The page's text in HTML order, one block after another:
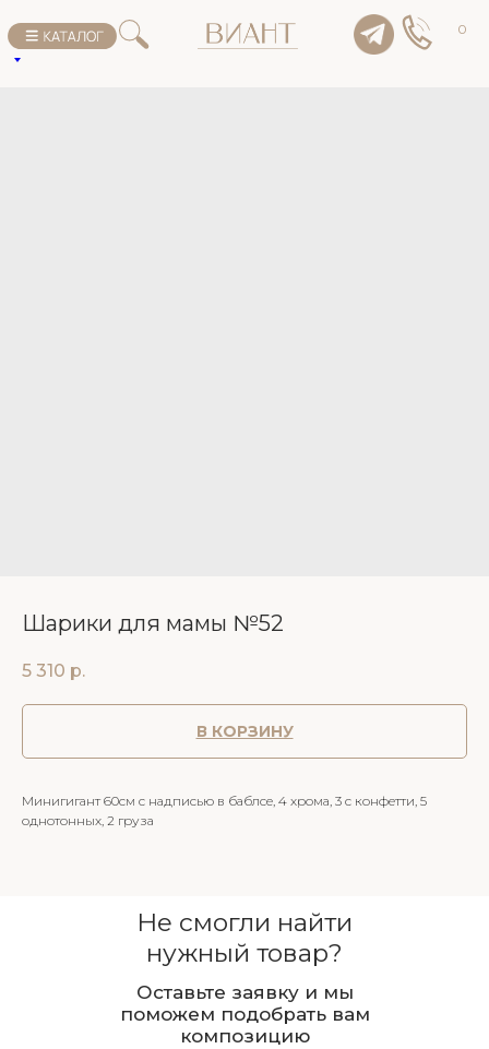
0
Шарики для мамы №52
5 310 р.
В КОРЗИНУ
Минигигант 60см с надписью в баблсе, 4 хрома, 3 с конфетти, 5
однотонных, 2 груза
Не смогли найти
нужный товар?
Оставьте заявку и мы
поможем подобрать вам
композицию